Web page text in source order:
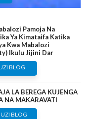
Pamoja Na
Ya Kimataifa Katika
Kwa Mabalozi
Ikulu Jijini Dar
BLOG
LA BEREGA KUJENGA
NA MAKARAVATI
BLOG